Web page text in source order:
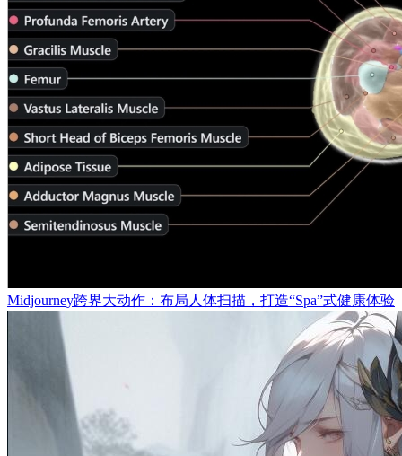
Midjourney跨界大动作：布局人体扫描，打造“Spa”式健康体验